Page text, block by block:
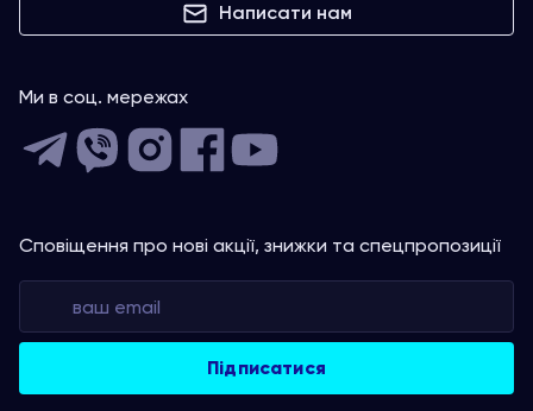
Написати нам
Ми в соц. мережах
Сповіщення про нові акції, знижки та спецпропозиції